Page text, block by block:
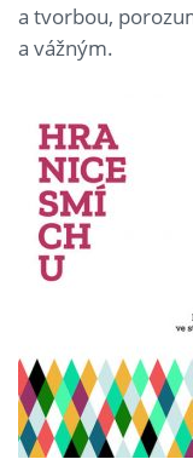
a tvorbou,
a vážným.